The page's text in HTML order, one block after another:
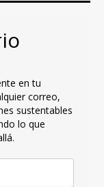
en tu
correo,
sustentables
lo que